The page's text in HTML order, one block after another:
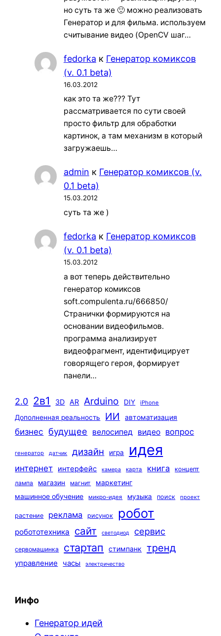
но суть та же 🙂 можно реализовать
Генератор и для фильма. используем
считывание видео (OpenCV шаг…
fedorka к Генератор комиксов
(v. 0.1 beta)
16.03.2012
как это та же??? Тут
рассматривается по сути своей
просто фильтр для обработки
картинок, а там механизм в который
загружаешь…
admin к Генератор комиксов (v.
0.1 beta)
15.03.2012
суть та же )
fedorka к Генератор комиксов
(v. 0.1 beta)
15.03.2012
а вот теперь действительно
генератор комиксов
soft.compulenta.ru/666850/
Странички формируются на
основании видеофильмов.
программа анализирует
видеофрагмент, идентифицирует
говорящего героя, формирует
панели…
2.0 2в1 3D AR Arduino DIY iPhone
Дополненная реальность ИИ автоматизация
бизнес будущее велосипед видео вопрос
генератор датчик дизайн игра идея
интернет интерфейс камера карта книга
концепт
лампа
магазин магнит
маркетинг
машинное обучение
микро-идея музыка поиск проект
растение реклама рисунок робот
робототехника сайт светодиод сервис
сервомашинка стартап стимпанк тренд
управление часы электричество
Инфо
Генератор идей